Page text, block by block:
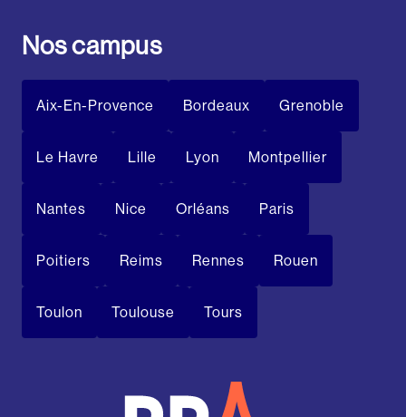
Nos campus
Aix-En-Provence Bordeaux Grenoble
Le Havre Lille Lyon Montpellier
Nantes Nice Orléans Paris
Poitiers Reims Rennes Rouen
Toulon Toulouse Tours